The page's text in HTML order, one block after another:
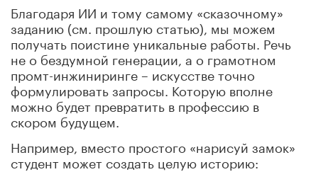
Благодаря ИИ и тому самому «сказочному»
заданию (см. прошлую статью), мы можем
получать поистине уникальные работы. Речь
не о бездумной генерации, а о грамотном
промт-инжиниринге – искусстве точно
формулировать запросы. Которую вполне
можно будет превратить в профессию в
скором будущем.
Например, вместо простого «нарисуй замок»
студент может создать целую историю: